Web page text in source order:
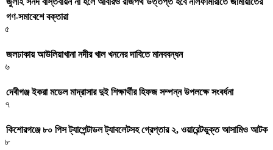
গণ-সমাবেশে বক্তারা
৫
জলঢাকায় আউলিয়াখানা নদীর খাল খননের দাবিতে মানববন্ধন
৬
দেবীগঞ্জ ইকরা মডেল মাদ্রাসার দুই শিক্ষার্থীর হিফজ সম্পন্ন উপলক্ষে সংবর্ধনা
৭
কিশোরগঞ্জে ৮০ পিস ট্যাপেন্টাডল ট্যাবলেটসহ গ্রেপ্তার ২, ওয়ারেন্টভুক্ত আসামিও আটক
৮